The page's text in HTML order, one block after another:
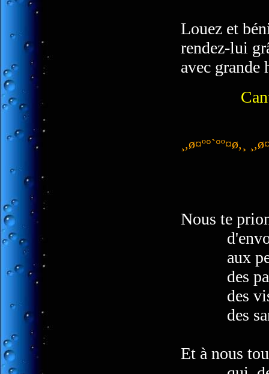
Louez et
rendez-lui
avec
¸,ø¤º°`°º¤ø,¸
Nous te
aux
des
des
des
Et à nous